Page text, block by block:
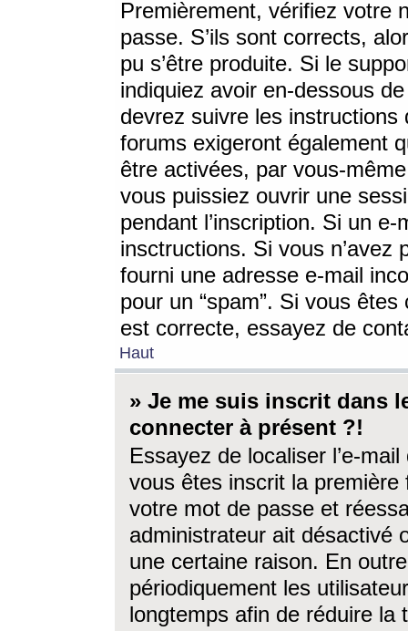
Premièrement, vérifiez votre
passe. S’ils sont corrects,
pu s’être produite. Si le
indiquiez avoir en-dessous
devrez suivre les
forums exigeront également
être activées, par vous-
vous puissiez ouvrir une
pendant l’inscription. Si un
insctructions. Si vous n’avez
fourni une adresse e-mail
pour un “spam”. Si vous
est correcte, essayez de
Haut
» Je me suis inscrit dans
connecter à présent ?!
Essayez de localiser l’e-
vous êtes inscrit la première
votre mot de passe et
administrateur ait désactivé
une certaine raison. En
périodiquement les
longtemps afin de réduire la